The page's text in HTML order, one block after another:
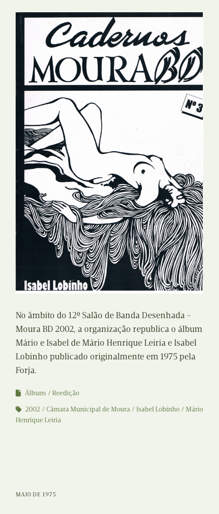
No âmbito do 12º Salão de Banda Desenhada –
Moura BD 2002, a organização republica o álbum
Mário e Isabel de Mário Henrique Leiria e Isabel
Lobinho publicado originalmente em 1975 pela
Forja.
Álbuns
Reedição
2002
Câmara Municipal de Moura Isabel Lobinho
Mário
Henrique Leiria
MAIO DE 1975